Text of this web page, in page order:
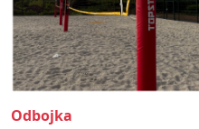
Odbojka